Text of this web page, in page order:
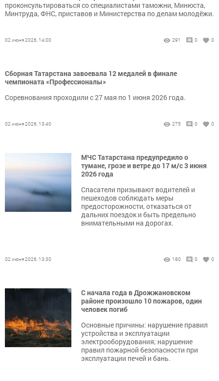
проконсультироваться со специалистами таможни, Минюста,
Минтруда, ФНС, приставов и Министерства по делам молодёжи.
02 июня 2026, 14:00 291 0 0
Сборная Татарстана завоевала 12 медалей в финале
чемпионата «Профессионалы»
Соревнования проходили с 27 мая по 1 июня 2026 года.
02 июня 2026, 13:40 275 0 0
МЧС Татарстана предупредило о
тумане, грозе и ветре до 17 м/с 3 июня
2026 года
Спасатели призывают водителей и
пешеходов соблюдать меры
предосторожности, отказаться от
дальних поездок и быть предельно
внимательными на дорогах.
02 июня 2026, 13:30 180 0 0
С начала года в Дрожжановском
районе произошло 10 пожаров, один
человек погиб
Основные причины: нарушение правил
устройства и эксплуатации
электрооборудования; нарушение
правил пожарной безопасности при
эксплуатации печей и бань.